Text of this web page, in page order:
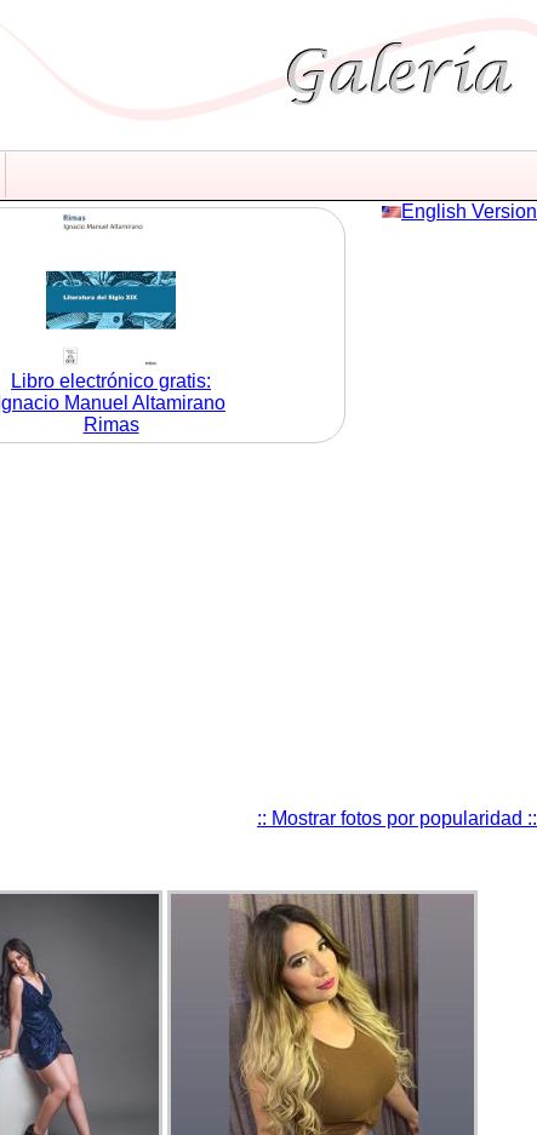
English Version
Libro electrónico gratis:
Ignacio Manuel Altamirano
Rimas
:: Mostrar fotos por popularidad ::